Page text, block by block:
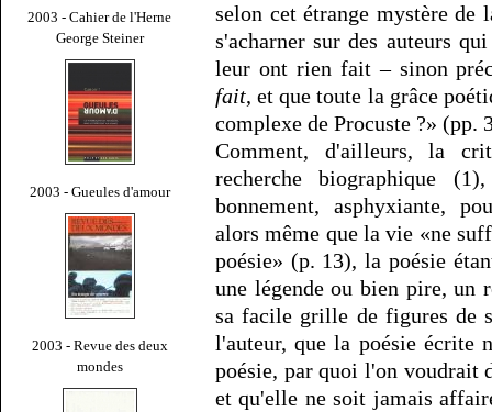
2003 - Cahier de l'Herne
George Steiner
2003 - Gueules d'amour
2003 - Revue des deux
mondes
selon cet étrange mystère
s'acharner sur des auteurs
leur ont rien fait – sinon
fait, et que toute la grâce
complexe de Procuste ?» (pp.
Comment, d'ailleurs, la
recherche biographique
bonnement, asphyxiante,
alors même que la vie «ne
poésie» (p. 13), la poésie
une légende ou bien pire, un
sa facile grille de figures de
l'auteur, que la poésie écrite
poésie, par quoi l'on voudrait
et qu'elle ne soit jamais